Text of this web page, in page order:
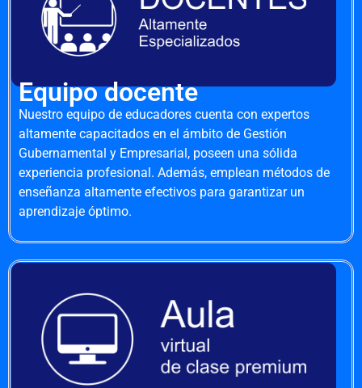
Equipo docente
Nuestro equipo de educadores cuenta con expertos
altamente capacitados en el ámbito de Gestión
Gubernamental y Empresarial, poseen una sólida
experiencia profesional. Además, emplean métodos de
enseñanza altamente efectivos para garantizar un
aprendizaje óptimo.